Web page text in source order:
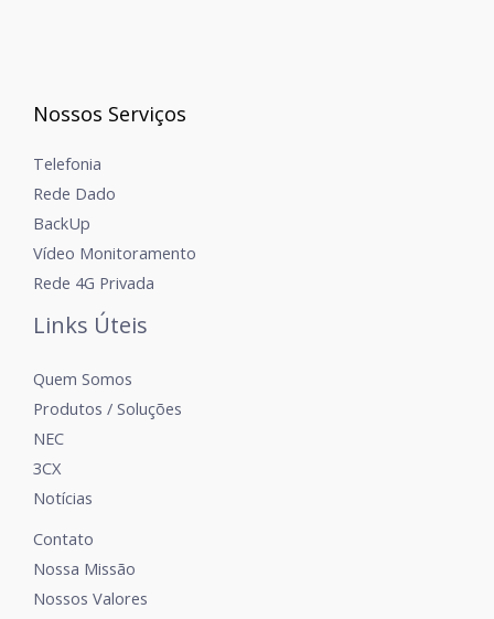
Nossos Serviços
Telefonia
Rede Dado
BackUp
Vídeo Monitoramento
Rede 4G Privada
Links Úteis
Quem Somos
Produtos / Soluções
NEC
3CX
Notícias
Contato
Nossa Missão
Nossos Valores